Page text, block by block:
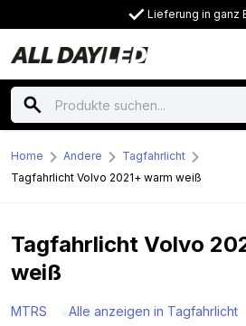
Lieferung in ganz
Home Andere
Tagfahrlicht
Tagfahrlicht Volvo 2021+ warm weiß
Tagfahrlicht Volvo
weiß
MTRS Alle anzeigen in Tagfahrlicht